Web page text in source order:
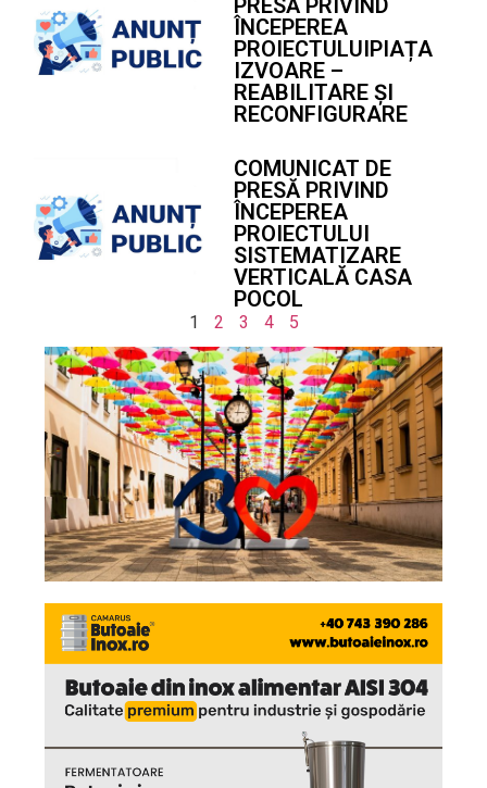
PRESĂ PRIVIND
ÎNCEPEREA
PROIECTULUIPIAȚA
IZVOARE –
REABILITARE ȘI
RECONFIGURARE
COMUNICAT DE
PRESĂ PRIVIND
ÎNCEPEREA
PROIECTULUI
SISTEMATIZARE
VERTICALĂ CASA
POCOL
1 2 3 4 5